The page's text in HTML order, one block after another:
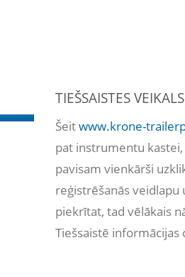
TIEŠSAISTES VEIKALS
Šeitwww.krone-
pat instrumentu
pavisam vienkārši
reģistrēšanās veidlapu
piekrītat, tad vēlākais
Tiešsaistē